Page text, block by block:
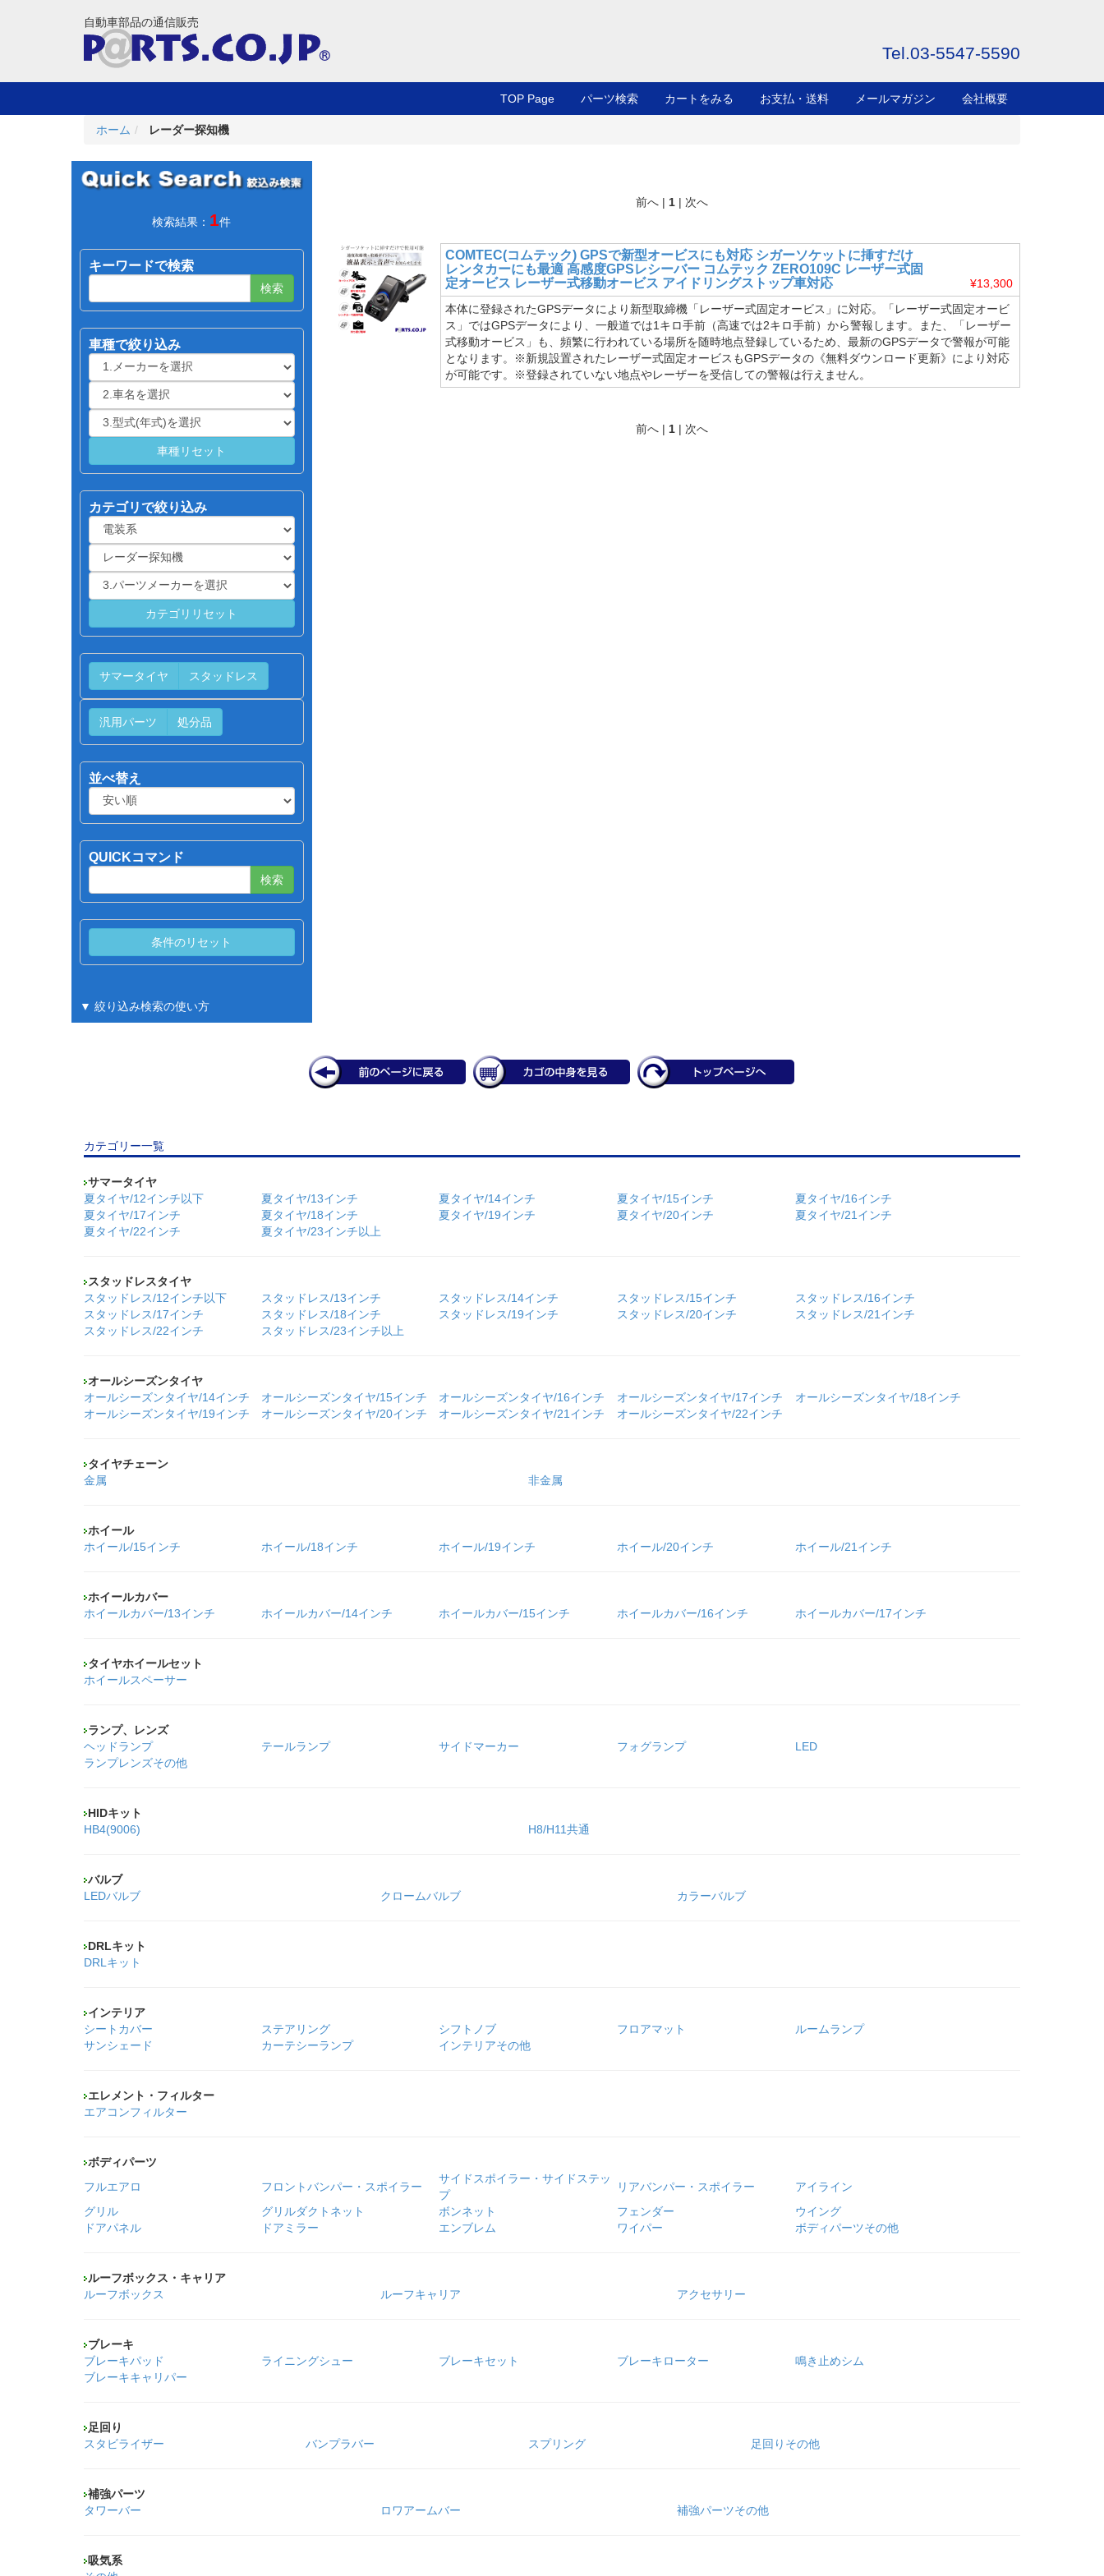
自動車部品の通信販売
Tel.03-5547-5590
TOP Page パーツ検索 カートをみる お支払・送料 メールマガジン 会社概要
ホーム レーダー探知機
検索結果： 1件
キーワードで検索
検索
車種で絞り込み
カテゴリで絞り込み
サマータイヤ スタッドレス
汎用パーツ 処分品
並べ替え
QUICKコマンド
検索
▼ 絞り込み検索の使い方
前へ | 1 | 次へ
COMTEC(コムテック) GPSで新型オービスにも対応 シガーソケットに挿すだけ
レンタカーにも最適 高感度GPSレシーバー コムテック ZERO109C レーザー式固
定オービス レーザー式移動オービス アイドリングストップ車対応
¥13,300
本体に登録されたGPSデータにより新型取締機「レーザー式固定オービス」に対応。「レーザー式固定オービ
ス」ではGPSデータにより、一般道では1キロ手前（高速では2キロ手前）から警報します。また、「レーザー
式移動オービス」も、頻繁に行われている場所を随時地点登録しているため、最新のGPSデータで警報が可能
となります。※新規設置されたレーザー式固定オービスもGPSデータの《無料ダウンロード更新》により対応
が可能です。※登録されていない地点やレーザーを受信しての警報は行えません。
前へ | 1 | 次へ
カテゴリー一覧
サマータイヤ
夏タイヤ/12インチ以下
夏タイヤ/13インチ 夏タイヤ/14インチ 夏タイヤ/15インチ
夏タイヤ/16インチ
夏タイヤ/17インチ
夏タイヤ/18インチ 夏タイヤ/19インチ 夏タイヤ/20インチ
夏タイヤ/21インチ
夏タイヤ/22インチ
夏タイヤ/23インチ以上
スタッドレスタイヤ
スタッドレス/12インチ以下
スタッドレス/13インチ スタッドレス/14インチ スタッドレス/15インチ
スタッドレス/16インチ
スタッドレス/17インチ
スタッドレス/18インチ スタッドレス/19インチ スタッドレス/20インチ
スタッドレス/21インチ
スタッドレス/22インチ
スタッドレス/23インチ以上
オールシーズンタイヤ
オールシーズンタイヤ/14インチ
オールシーズンタイヤ/15インチ オールシーズンタイヤ/16インチ オールシーズンタイヤ/17インチ
オールシーズンタイヤ/18インチ
オールシーズンタイヤ/19インチ
オールシーズンタイヤ/20インチ オールシーズンタイヤ/21インチ オールシーズンタイヤ/22インチ
タイヤチェーン
金属
非金属
ホイール
ホイール/15インチ
ホイール/18インチ ホイール/19インチ ホイール/20インチ ホイール/21インチ
ホイールカバー
ホイールカバー/13インチ
ホイールカバー/14インチ ホイールカバー/15インチ ホイールカバー/16インチ ホイールカバー/17インチ
タイヤホイールセット
ホイールスペーサー
ランプ、レンズ
ヘッドランプ
テールランプ サイドマーカー フォグランプ
LED
ランプレンズその他
HIDキット
HB4(9006)
H8/H11共通
バルブ
LEDバルブ
クロームバルブ カラーバルブ
DRLキット
DRLキット
インテリア
シートカバー
ステアリング シフトノブ フロアマット
ルームランプ
サンシェード
カーテシーランプ インテリアその他
エレメント・フィルター
エアコンフィルター
ボディパーツ
フルエアロ
フロントバンパー・スポイラー
サイドスポイラー・サイドステッ
プ
リアバンパー・スポイラー
アイライン
グリル
グリルダクトネット ボンネット フェンダー
ウイング
ドアパネル
ドアミラー エンブレム ワイパー ボディパーツその他
ルーフボックス・キャリア
ルーフボックス
ルーフキャリア アクセサリー
ブレーキ
ブレーキパッド
ライニングシュー ブレーキセット ブレーキローター
鳴き止めシム
ブレーキキャリパー
足回り
スタビライザー
バンプラバー スプリング 足回りその他
補強パーツ
タワーバー
ロワアームバー 補強パーツその他
吸気系